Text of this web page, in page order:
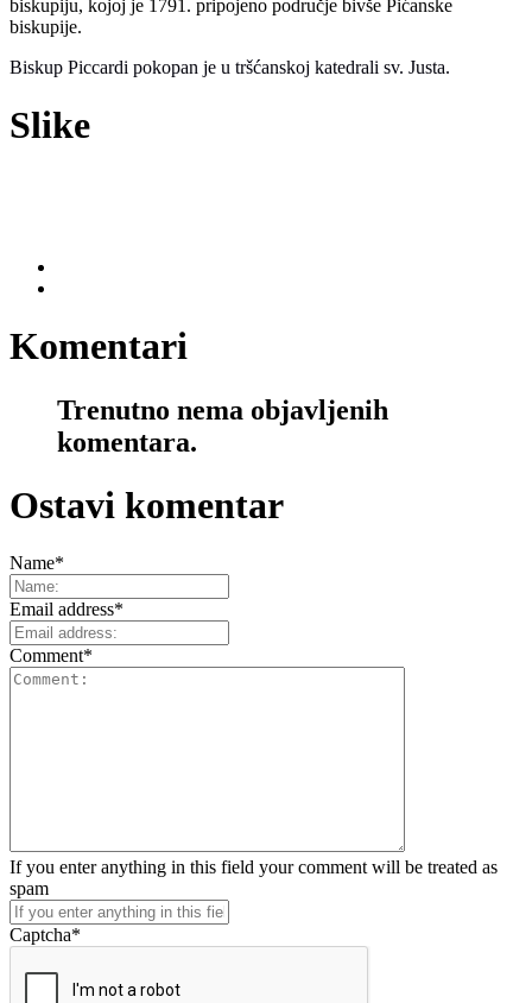
biskupiju, kojoj je 1791. pripojeno područje bivše Pićanske
biskupije.
Biskup Piccardi pokopan je u tršćanskoj katedrali sv. Justa.
Slike
Komentari
Trenutno nema objavljenih
komentara.
Ostavi komentar
Name*
Email address*
Comment*
If you enter anything in this field your comment will be treated as
spam
Captcha*